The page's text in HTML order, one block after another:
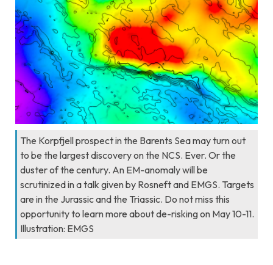
The Korpfjell prospect in the Barents Sea may turn out
to be the largest discovery on the NCS. Ever. Or the
duster of the century. An EM-anomaly will be
scrutinized in a talk given by Rosneft and EMGS. Targets
are in the Jurassic and the Triassic. Do not miss this
opportunity to learn more about de-risking on May 10-11.
Illustration: EMGS